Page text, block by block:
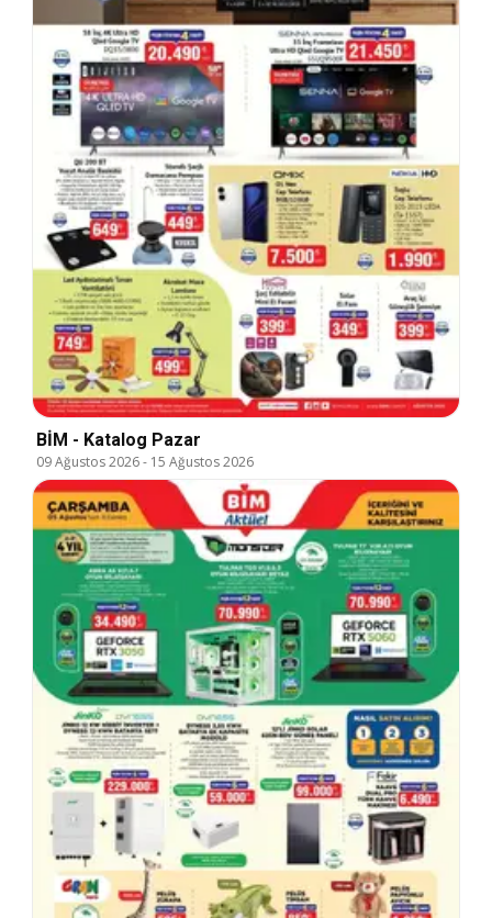
BİM - Katalog Pazar
09 Ağustos 2026- 15 Ağustos 2026